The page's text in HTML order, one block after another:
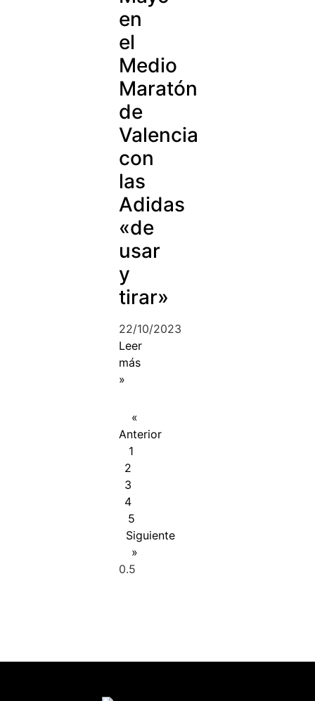
en
el
Medio
Maratón
de
Valencia
con
las
Adidas
«de
usar
y
tirar»
22/10/2023
Leer
más
»
«
Anterior
1
2
3
4
5
Siguiente
»